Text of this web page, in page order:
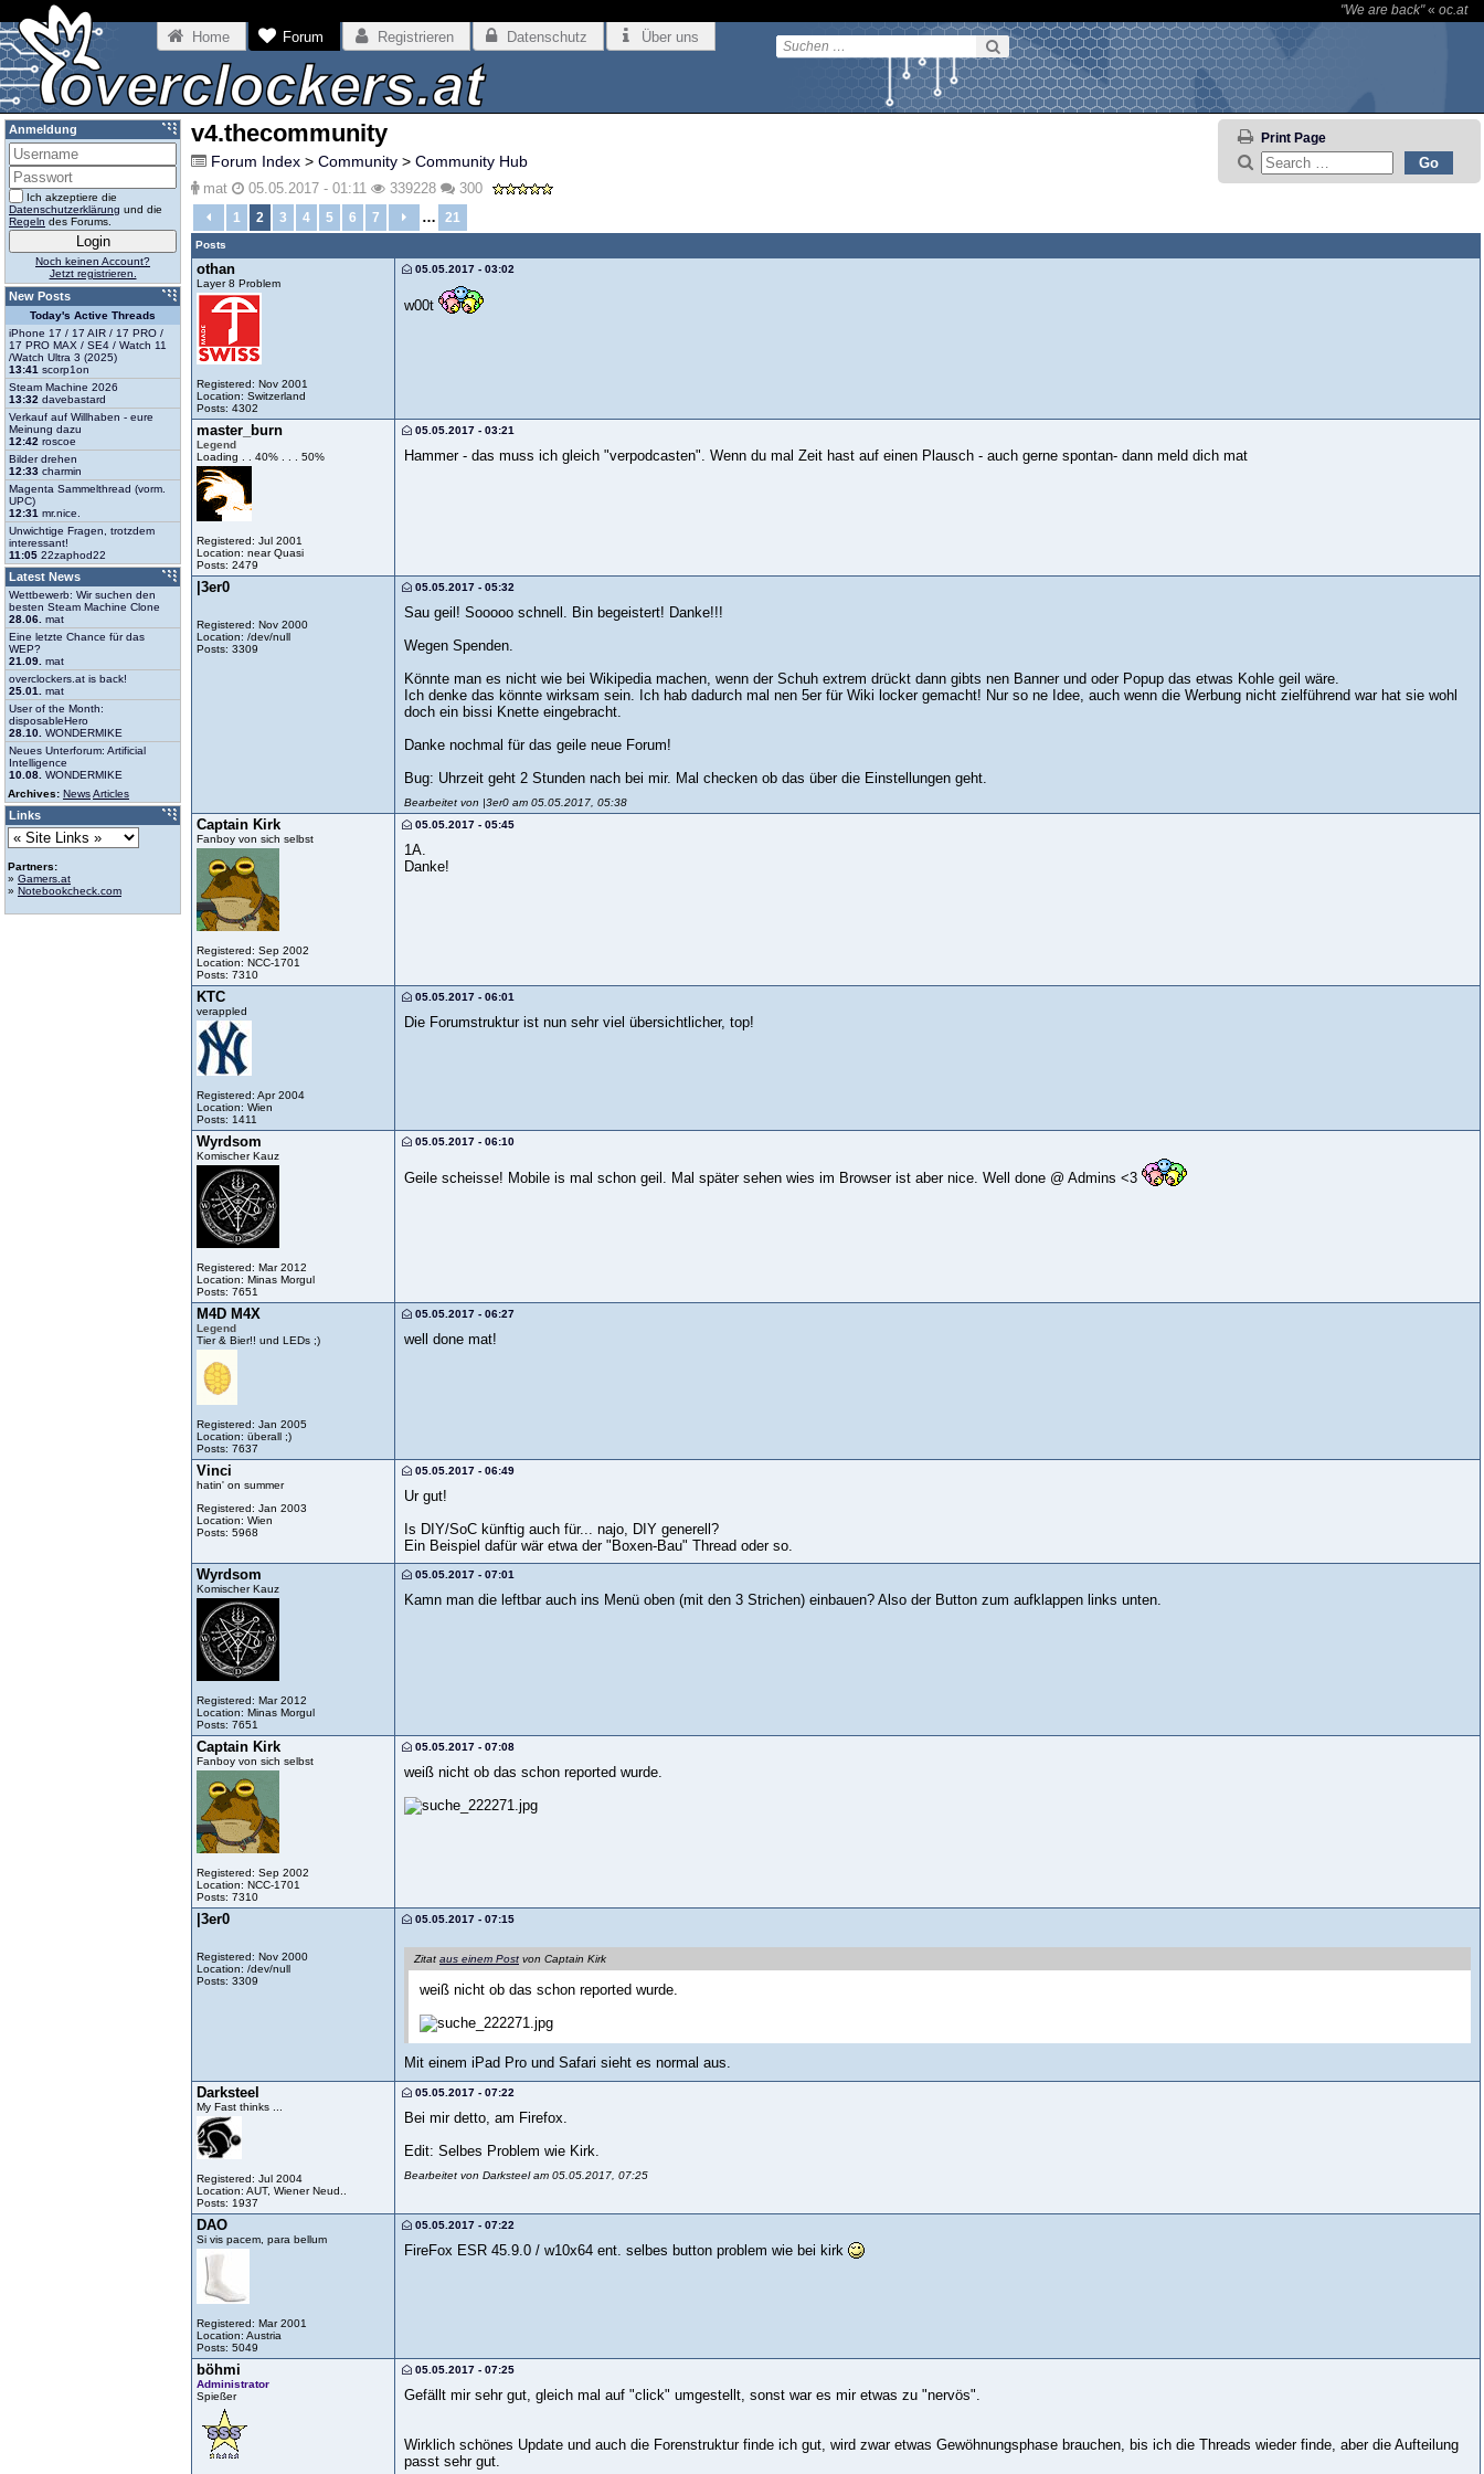
"We are back"« oc.at
Home Forum Registrieren Datenschutz Über uns
v4.thecommunity Print Page
Forum Index > Community > Community Hub
mat 05.05.2017 - 01:11 339228 300
1 2 3 4 5 6 7 … 21
Posts
othan
Layer 8 Problem
Registered: Nov 2001
Location: Switzerland
Posts: 4302
05.05.2017 - 03:02
w00t
master_burn
Legend
Loading . . 40% . . . 50%
Registered: Jul 2001
Location: near Quasi
Posts: 2479
05.05.2017 - 03:21
Hammer - das muss ich gleich "verpodcasten". Wenn du mal Zeit hast auf einen Plausch - auch gerne spontan- dann meld dich mat
|3er0
Registered: Nov 2000
Location: /dev/null
Posts: 3309
05.05.2017 - 05:32
Sau geil! Sooooo schnell. Bin begeistert! Danke!!!
Wegen Spenden.
Könnte man es nicht wie bei Wikipedia machen, wenn der Schuh extrem drückt dann gibts nen Banner und oder Popup das etwas Kohle geil wäre.
Ich denke das könnte wirksam sein. Ich hab dadurch mal nen 5er für Wiki locker gemacht! Nur so ne Idee, auch wenn die Werbung nicht zielführend war hat sie wohl
doch ein bissi Knette eingebracht.
Danke nochmal für das geile neue Forum!
Bug: Uhrzeit geht 2 Stunden nach bei mir. Mal checken ob das über die Einstellungen geht.
Bearbeitet von |3er0 am 05.05.2017, 05:38
Captain Kirk
Fanboy von sich selbst
Registered: Sep 2002
Location: NCC-1701
Posts: 7310
05.05.2017 - 05:45
1A.
Danke!
KTC
verappled
Registered: Apr 2004
Location: Wien
Posts: 1411
05.05.2017 - 06:01
Die Forumstruktur ist nun sehr viel übersichtlicher, top!
Wyrdsom
Komischer Kauz
Registered: Mar 2012
Location: Minas Morgul
Posts: 7651
05.05.2017 - 06:10
Geile scheisse! Mobile is mal schon geil. Mal später sehen wies im Browser ist aber nice. Well done @ Admins <3
M4D M4X
Legend
Tier & Bier!! und LEDs ;)
Registered: Jan 2005
Location: überall ;)
Posts: 7637
05.05.2017 - 06:27
well done mat!
Vinci
hatin' on summer
Registered: Jan 2003
Location: Wien
Posts: 5968
05.05.2017 - 06:49
Ur gut!
Is DIY/SoC künftig auch für... najo, DIY generell?
Ein Beispiel dafür wär etwa der "Boxen-Bau" Thread oder so.
Wyrdsom
Komischer Kauz
Registered: Mar 2012
Location: Minas Morgul
Posts: 7651
05.05.2017 - 07:01
Kamn man die leftbar auch ins Menü oben (mit den 3 Strichen) einbauen? Also der Button zum aufklappen links unten.
Captain Kirk
Fanboy von sich selbst
Registered: Sep 2002
Location: NCC-1701
Posts: 7310
05.05.2017 - 07:08
weiß nicht ob das schon reported wurde.
|3er0
Registered: Nov 2000
Location: /dev/null
Posts: 3309
05.05.2017 - 07:15
Zitat aus einem Post von Captain Kirk
weiß nicht ob das schon reported wurde.
Mit einem iPad Pro und Safari sieht es normal aus.
Darksteel
My Fast thinks ...
Registered: Jul 2004
Location: AUT, Wiener Neud..
Posts: 1937
05.05.2017 - 07:22
Bei mir detto, am Firefox.
Edit: Selbes Problem wie Kirk.
Bearbeitet von Darksteel am 05.05.2017, 07:25
DAO
Si vis pacem, para bellum
Registered: Mar 2001
Location: Austria
Posts: 5049
05.05.2017 - 07:22
FireFox ESR 45.9.0 / w10x64 ent. selbes button problem wie bei kirk
böhmi
Administrator
Spießer
05.05.2017 - 07:25
Gefällt mir sehr gut, gleich mal auf "click" umgestellt, sonst war es mir etwas zu "nervös".
Wirklich schönes Update und auch die Forenstruktur finde ich gut, wird zwar etwas Gewöhnungsphase brauchen, bis ich die Threads wieder finde, aber die Aufteilung
passt sehr gut.
Anmeldung
Ich akzeptiere die
Datenschutzerklärung und die
Regeln des Forums.
Noch keinen Account?
Jetzt registrieren.
New Posts
Today's Active Threads
iPhone 17 / 17 AIR / 17 PRO /
17 PRO MAX / SE4 / Watch 11
/Watch Ultra 3 (2025)
13:41 scorp1on
Steam Machine 2026
13:32 davebastard
Verkauf auf Willhaben - eure
Meinung dazu
12:42 roscoe
Bilder drehen
12:33 charmin
Magenta Sammelthread (vorm.
UPC)
12:31 mr.nice.
Unwichtige Fragen, trotzdem
interessant!
11:05 22zaphod22
Latest News
Wettbewerb: Wir suchen den
besten Steam Machine Clone
28.06. mat
Eine letzte Chance für das
WEP?
21.09. mat
overclockers.at is back!
25.01.
mat
User of the Month:
disposableHero
28.10. WONDERMIKE
Neues Unterforum: Artificial
Intelligence
10.08. WONDERMIKE
Archives: NewsArticles
Links
Partners:
» Gamers.at
» Notebookcheck.com